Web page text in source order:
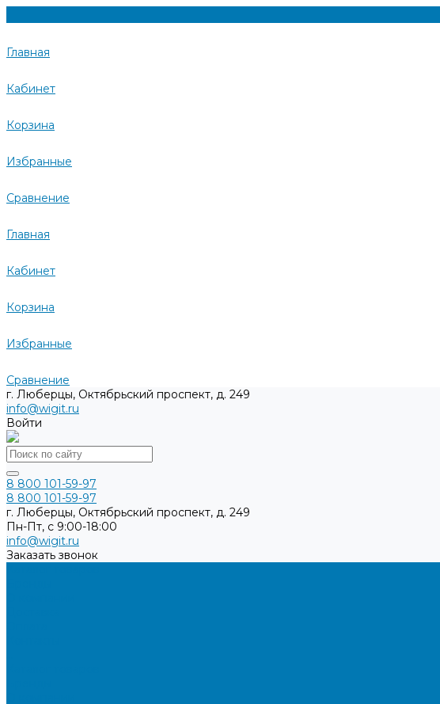
Главная
Кабинет
Корзина
Избранные
Сравнение
Главная
Кабинет
Корзина
Избранные
Сравнение
г. Люберцы, Октябрьский проспект, д. 249
info@wigit.ru
Войти
8 800 101-59-97
8 800 101-59-97
г. Люберцы, Октябрьский проспект, д. 249
Пн-Пт, с 9:00-18:00
info@wigit.ru
Заказать звонок